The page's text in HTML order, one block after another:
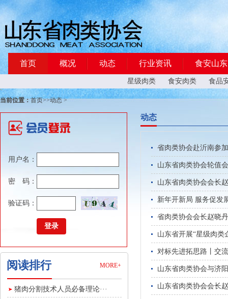
首页 概况 动态 行业资讯 食安山东
星级肉类 食安肉类 食品
当前位置：首页>>动态>
用户名：
密 码：
验证码：
阅读排行 MORE+
猪肉分割技术人员必备理论···
动态
省肉类协会赴沂南参
山东省肉类协会轮值
山东省肉类协会会长
新年开新局 服务促发
省肉类协会会长赵晓
山东省开展“星级肉类
对标先进拓思路丨交
山东省肉类协会与济
山东省肉类协会会长